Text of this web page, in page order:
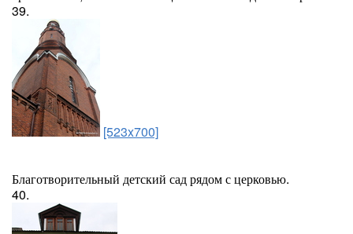
39.
[523x700]
Благотворительный детский сад рядом с церковью.
40.